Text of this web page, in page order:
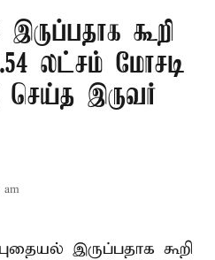
கூறி
லட்சம் மோசடி
செய்த இருவர்
am
இருப்பதாக கூறி